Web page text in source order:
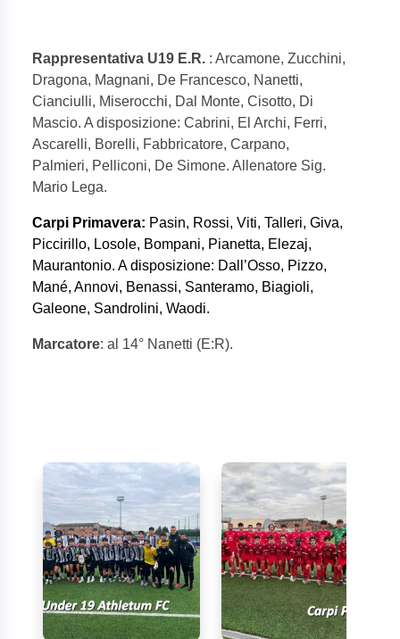
Rappresentativa U19 E.R. : Arcamone, Zucchini,
Dragona, Magnani, De Francesco, Nanetti,
Cianciulli, Miserocchi, Dal Monte, Cisotto, Di
Mascio. A disposizione: Cabrini, El Archi, Ferri,
Ascarelli, Borelli, Fabbricatore, Carpano,
Palmieri, Pelliconi, De Simone. Allenatore Sig.
Mario Lega.
Carpi Primavera: Pasin, Rossi, Viti, Talleri, Giva,
Piccirillo, Losole, Bompani, Pianetta, Elezaj,
Maurantonio. A disposizione: Dall’Osso, Pizzo,
Mané, Annovi, Benassi, Santeramo, Biagioli,
Galeone, Sandrolini, Waodi.
Marcatore: al 14° Nanetti (E:R).